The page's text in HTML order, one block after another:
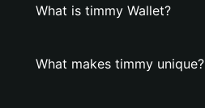
What is timmy Wallet?
What makes timmy unique?